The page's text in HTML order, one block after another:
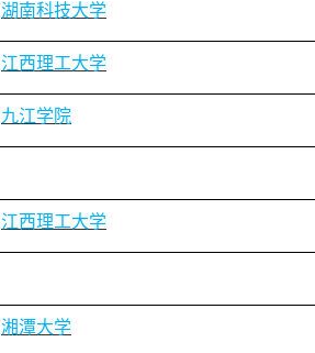
湖南科技大学
江西理工大学
九江学院
江西理工大学
湘潭大学